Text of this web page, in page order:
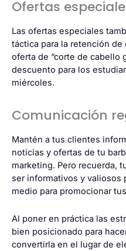
Ofertas
Las ofertas especiales
táctica para la retención
oferta de “corte de cabello
descuento para los
miércoles.
Comunicación
Mantén a tus clientes
noticias y ofertas de tu
marketing. Pero recuerda,
ser informativos y valiosos
medio para promocionar
Al poner en práctica las
bien posicionado para
convertirla en el lugar de